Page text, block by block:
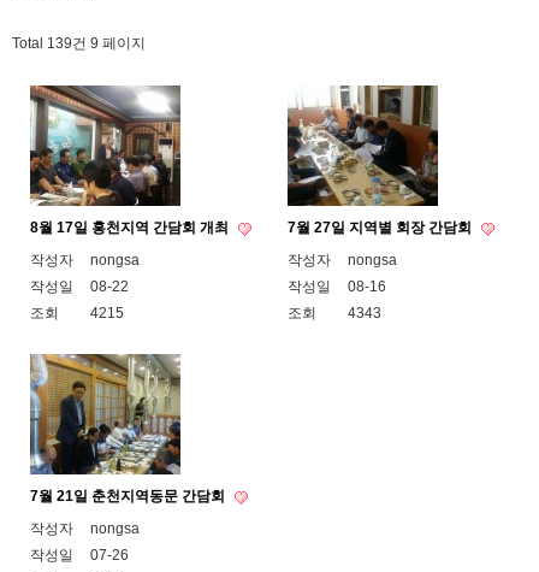
Total 139건 9 페이지
8월 17일 홍천지역 간담회 개최
작성자
nongsa
작성일
08-22
조회
4215
7월 27일 지역별 회장 간담회
작성자
nongsa
작성일
08-16
조회
4343
7월 21일 춘천지역동문 간담회
작성자
nongsa
작성일
07-26